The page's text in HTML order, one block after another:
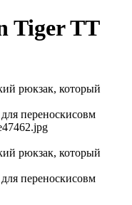
Tiger TT
рюкзак, который
переноскисовм
рюкзак, который
переноскисовм